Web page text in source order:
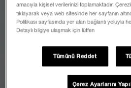
amacıyla kişisel verilerinizi toplamaktadır.
tıklayarak veya web sitesinde her sayfanın
Politikası sayfasında yer alan bağlantı yoluyla
Detaylı bilgiye ulaşmak için lütfen
Tümünü Reddet
Çerez Ayarlarını